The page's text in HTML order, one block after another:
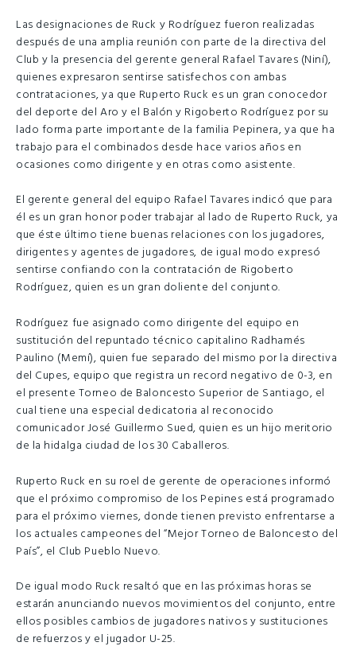
Las designaciones de Ruck y Rodríguez fueron realizadas
después de una amplia reunión con parte de la directiva del
Club y la presencia del gerente general Rafael Tavares (Niní),
quienes expresaron sentirse satisfechos con ambas
contrataciones, ya que Ruperto Ruck es un gran conocedor
del deporte del Aro y el Balón y Rigoberto Rodríguez por su
lado forma parte importante de la familia Pepinera, ya que ha
trabajo para el combinados desde hace varios años en
ocasiones como dirigente y en otras como asistente.
El gerente general del equipo Rafael Tavares indicó que para
él es un gran honor poder trabajar al lado de Ruperto Ruck, ya
que éste último tiene buenas relaciones con los jugadores,
dirigentes y agentes de jugadores, de igual modo expresó
sentirse confiando con la contratación de Rigoberto
Rodríguez, quien es un gran doliente del conjunto.
Rodríguez fue asignado como dirigente del equipo en
sustitución del repuntado técnico capitalino Radhamés
Paulino (Memí), quien fue separado del mismo por la directiva
del Cupes, equipo que registra un record negativo de 0-3, en
el presente Torneo de Baloncesto Superior de Santiago, el
cual tiene una especial dedicatoria al reconocido
comunicador José Guillermo Sued, quien es un hijo meritorio
de la hidalga ciudad de los 30 Caballeros.
Ruperto Ruck en su roel de gerente de operaciones informó
que el próximo compromiso de los Pepines está programado
para el próximo viernes, donde tienen previsto enfrentarse a
los actuales campeones del “Mejor Torneo de Baloncesto del
País”, el Club Pueblo Nuevo.
De igual modo Ruck resaltó que en las próximas horas se
estarán anunciando nuevos movimientos del conjunto, entre
ellos posibles cambios de jugadores nativos y sustituciones
de refuerzos y el jugador U-25.